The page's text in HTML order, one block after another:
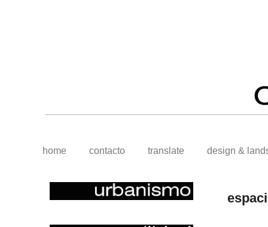
home contacto translate design &